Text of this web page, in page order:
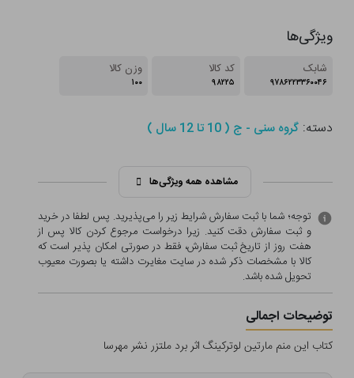
ویژگی‌ها
شابک
۹۷۸۶۲۲۳۳۶۰۰۴۶
کد کالا
۹۸۲۲۵
وزن کالا
۱۰۰
دسته:گروه سنی - ج ( 10 تا 12 سال )
مشاهده همه ویژگی‌ها
توجه؛ شما با ثبت سفارش شرایط زیر را می‌پذیرید. پس لطفا در خرید
و ثبت سفارش دقت کنید. زیرا درخواست مرجوع کردن کالا پس از
هفت روز از تاریخ ثبت سفارش، فقط در صورتی امکان پذیر است که
کالا با مشخصات ذکر شده در سایت مغایرت داشته یا بصورت معيوب
تحویل شده باشد.
توضیحات اجمالی
کتاب این منم مارتین لوترکینگ اثر برد ملتزر نشر مهرسا